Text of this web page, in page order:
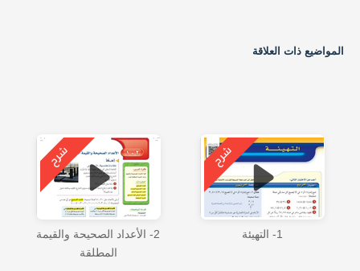
المواضيع ذات العلاقة
1- التهيئة
2- الأعداد الصحيحة والقيمة
المطلقة